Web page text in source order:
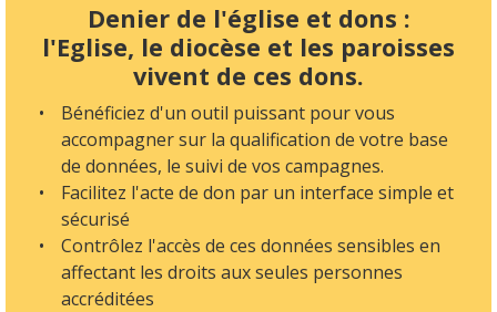
Denier de l'église et dons :
l'Eglise, le diocèse et les paroisses
vivent de ces dons.
Bénéficiez d'un outil puissant pour vous
accompagner sur la qualification de votre base
de données, le suivi de vos campagnes.
Facilitez l'acte de don par un interface simple et
sécurisé
Contrôlez l'accès de ces données sensibles en
affectant les droits aux seules personnes
accréditées